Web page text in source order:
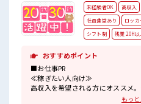
未経験者OK 高収入
社員食堂あり
ロッカ
シフト制
残業 20H以
おすすめポイント
■お仕事PR
≪稼ぎたい人向け≫
高収入を希望される方にオススメ。
残業は月20時間以上あります♪もっ